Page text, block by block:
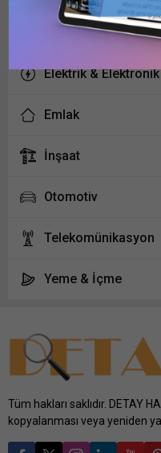
Düğün &
Elektrik & Elektronik
Emlak
İnşaat
Otomotiv
Telekomünikasyon
Yeme & İçme
Tüm hakları saklıdır. DETAY
kopyalanması veya yeniden